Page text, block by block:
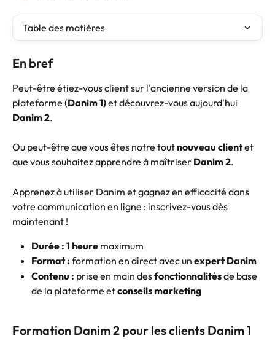
Table des matières
En bref
Peut-être étiez-vous client sur l'ancienne version de la
plateforme (Danim 1) et découvrez-vous aujourd'hui
Danim 2.
Ou peut-être que vous êtes notre tout nouveau client et
que vous souhaitez apprendre à maîtriser Danim 2.
Apprenez à utiliser Danim et gagnez en efficacité dans
votre communication en ligne : inscrivez-vous dès
maintenant !
Durée : 1 heure maximum
Format : formation en direct avec un expert Danim
Contenu : prise en main des fonctionnalités de base
de la plateforme et conseils marketing
Formation Danim 2 pour les clients Danim 1